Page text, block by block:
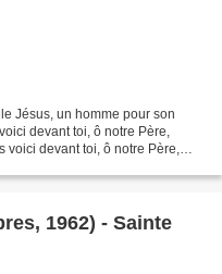
Jésus, un homme pour son
devant toi, ô notre Père,
devant toi, ô notre Père,
1962) - Sainte